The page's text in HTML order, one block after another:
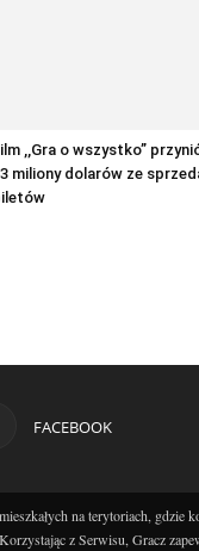
,,Gra o wszystko”
miliony dolarów ze
FACEBOOK
na terytoriach, gdzie
z Serwisu, Gracz